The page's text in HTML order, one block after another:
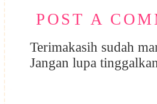
POST A
Terimakasih sudah
Jangan lupa